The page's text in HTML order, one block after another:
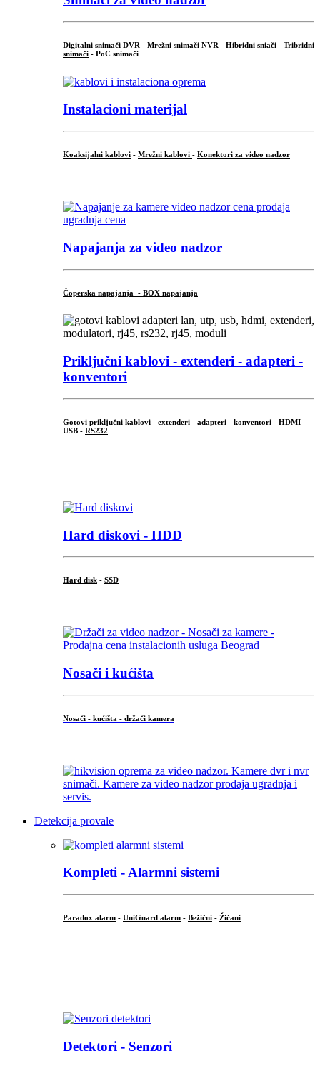
Digitalni snimači DVR - Mrežni snimači NVR - Hibridni sniači - Tribridni
snimači - PoC snimači
Instalacioni materijal
Koaksijalni kablovi - Mrežni kablovi - Konektori za video nadzor
Napajanja za video nadzor
Čoperska napajanja - BOX napajanja
Priključni kablovi - extenderi - adapteri -
konventori
Gotovi priključni kablovi - extenderi - adapteri - konventori - HDMI -
USB - RS232
Hard diskovi - HDD
Hard disk - SSD
Nosači i kućišta
Nosači - kućišta - držači kamera
Detekcija provale
Kompleti - Alarmni sistemi
Paradox alarm - UniGuard alarm - Bežični - Žičani
Detektori - Senzori